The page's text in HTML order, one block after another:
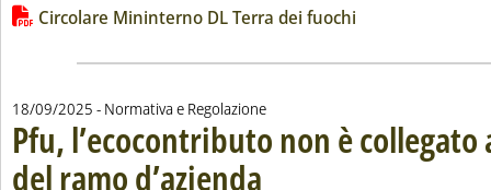
Lista allegati PDF alla notizia
Circolare Mininterno DL Terra dei fuochi
18/09/2025 - Normativa e Regolazione
Pfu, l’ecocontributo non è collegato
del ramo d’azienda . Sottotitolo: Il chiarimento del Mase
. Pubblicata giovedì 18 settembre 2025